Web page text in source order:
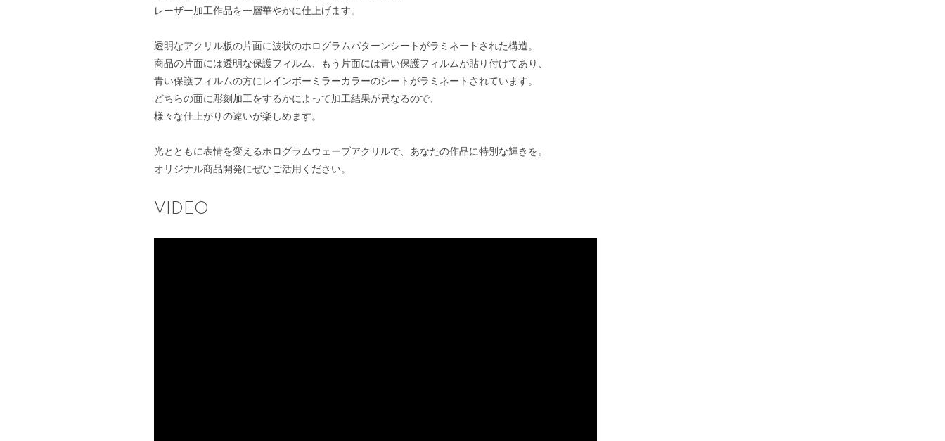
レーザー加工作品を一層華やかに仕上げます。
透明なアクリル板の片面に波状のホログラムパターンシートがラミネートされた構造。
商品の片面には透明な保護フィルム、もう片面には青い保護フィルムが貼り付けてあり、
青い保護フィルムの方にレインボーミラーカラーのシートがラミネートされています。
どちらの面に彫刻加工をするかによって加工結果が異なるので、
様々な仕上がりの違いが楽しめます。
光とともに表情を変えるホログラムウェーブアクリルで、あなたの作品に特別な輝きを。
オリジナル商品開発にぜひご活用ください。
VIDEO